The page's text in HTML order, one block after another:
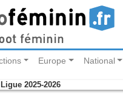
Europe National
2025-2026